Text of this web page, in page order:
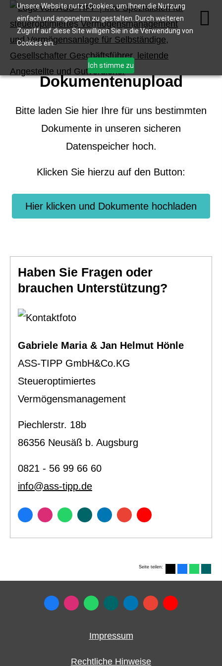
Unsere Website nutzt Cookies, um Ihnen die Nutzung
einfach und angenehm zu gestalten. Durch weiteren
Zugriff auf diese Site willigen Sie in die Verwendung von
Cookies ein.
Ich stimme zu
Dokumentenupload
Bitte laden Sie hier Ihre für uns bestimmten
Dokumente in unseren sicheren
Datenspeicher hoch.
Klicken Sie hierzu auf den Button:
Hier klicken und Dokumente hochladen
Haben Sie Fragen oder
brauchen Unterstützung?
Gabriele Maria & Jan Helmut Hönle
ASS-TIPP GmbH&Co.KG
Steueroptimiertes
Vermögensmanagement
Piechlerstr. 18b
86356 Neusäß b. Augsburg
0821 - 56 99 66 60
info@ass-tipp.de
Seite teilen:
Impressum
Rechtliche Hinweise